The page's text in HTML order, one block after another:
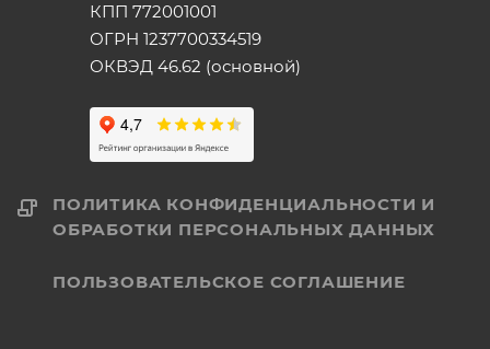
КПП 772001001
ОГРН 1237700334519
ОКВЭД 46.62 (основной)
ПОЛИТИКА КОНФИДЕНЦИАЛЬНОСТИ И
ОБРАБОТКИ ПЕРСОНАЛЬНЫХ ДАННЫХ
ПОЛЬЗОВАТЕЛЬСКОЕ СОГЛАШЕНИЕ